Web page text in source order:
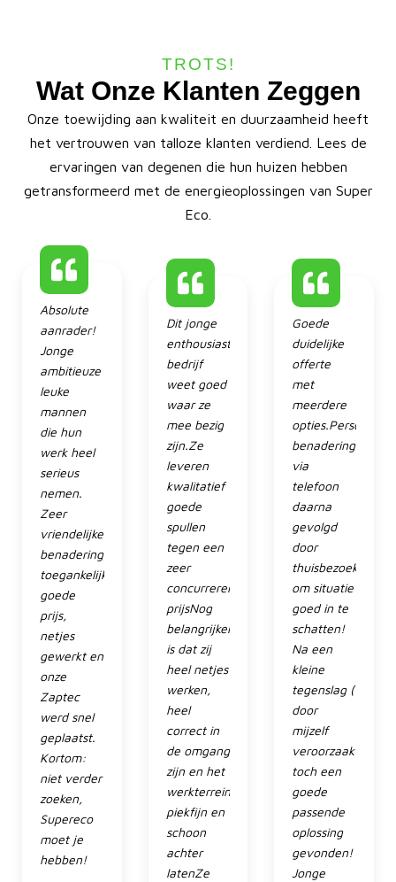
TROTS!
Wat Onze Klanten Zeggen
Onze toewijding aan kwaliteit en duurzaamheid heeft
het vertrouwen van talloze klanten verdiend. Lees de
ervaringen van degenen die hun huizen hebben
getransformeerd met de energieoplossingen van Super
Eco.
Absolute
aanrader!
Jonge
ambitieuze
leuke
mannen
die hun
werk heel
serieus
nemen.
Zeer
vriendelijke
benadering,
toegankelijk,
goede
prijs,
netjes
gewerkt en
onze
Zaptec
werd snel
geplaatst.
Kortom:
niet verder
zoeken,
Supereco
moet je
hebben!
Dit jonge
enthousiaste
bedrijf
weet goed
waar ze
mee bezig
zijn.Ze
leveren
kwalitatief
goede
spullen
tegen een
zeer
concurrerende
prijsNog
belangrijker
is dat zij
heel netjes
werken,
heel
correct in
de omgang
zijn en het
werkterrein
piekfijn en
schoon
achter
latenZe
Goede
duidelijke
offerte
met
meerdere
opties.Persoonlijke
benadering
via
telefoon
daarna
gevolgd
door
thuisbezoek
om situatie
goed in te
schatten!
Na een
kleine
tegenslag (
door
mijzelf
veroorzaakt)
toch een
goede
passende
oplossing
gevonden!
Jonge